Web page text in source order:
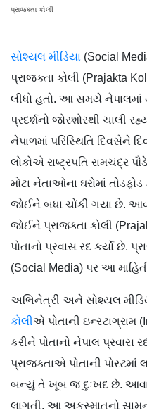
પ્રાજક્તા કોલી
સોશ્યલ મીડિયા (Social
પ્રાજક્તા કોલી (Prajakta
લીધો હતો. આ સમયે નેપાલમાં
પ્રદર્શનો જોરશોરથી ચાલી
નેપાળમાં પરિસ્થિતિ દિવસેને
લોકોએ રાષ્ટ્રપતિ રામચંદ્ર
મોટા નેતાઓના ઘરોમાં
જોઈને બધા ચોંકી ગયા છે.
જોઈને પ્રાજક્તા કોલી
પોતાનો પ્રવાસ રદ કર્યો છે.
(Social Media) પર આ
અભિનેત્રી અને સોશ્યલ
કોલીએ પોતાની ઇન્સ્ટાગ્રામ
કરીને પોતાનો નેપાલ પ્રવાસ
પ્રાજક્તાએ પોતાની
બન્યું તે ખૂબ જ દુઃખદ છે.
લાગતી. આ અકસ્માતનો